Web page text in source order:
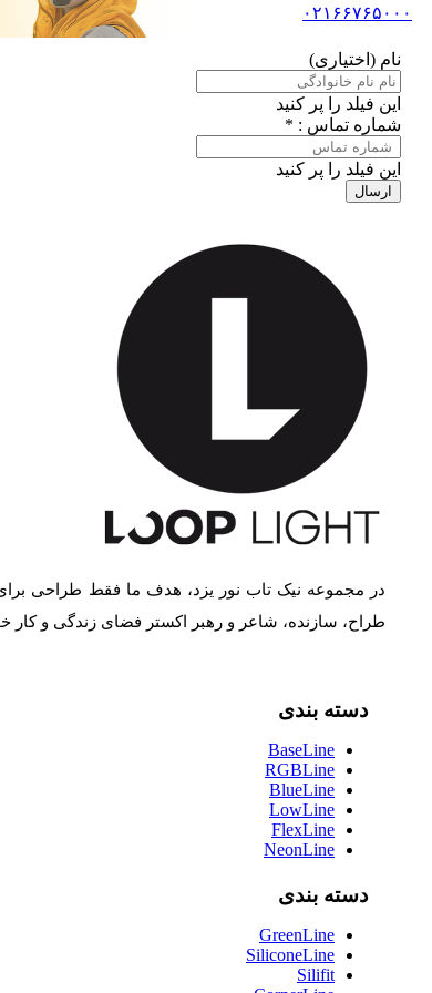
۰۲۱۶۶۷۶۵۰۰۰
نام (اختیاری)
این فیلد را پر کنید
شماره تماس : *
این فیلد را پر کنید
ارسال
در مجموعه نیک تاب نور یزد، هدف ما فقط طراحی
طراح، سازنده، شاعر و رهبر اکستر فضای زندگی و
دسته بندی
BaseLine
RGBLine
BlueLine
LowLine
FlexLine
NeonLine
دسته بندی
GreenLine
SiliconeLine
Silifit